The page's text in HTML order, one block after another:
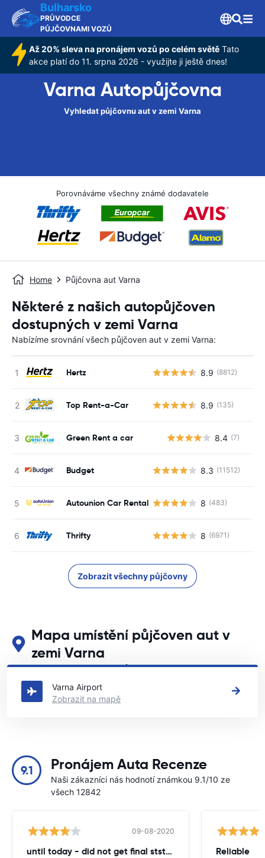
Bulharsko
PRŮVODCE
PŮJČOVNAMI VOZŮ
Až 20% sleva na pronájem vozů po celém světě Tato
akce platí do 11. srpna 2026 - využijte ji ještě dnes!
Varna Autopůjčovna
Vyhledat půjčovnu aut v zemi Varna
Porovnáváme všechny známé dodavatele
Home Půjčovna aut Varna
Některé z našich autopůjčoven
dostupných v zemi Varna
Nabízíme srovnání všech půjčoven aut v zemi Varna:
Hertz 8.9 (8812)
Top Rent-a-Car 8.9 (135)
Green Rent a car 8.4 (7)
Budget 8.3 (11512)
Autounion Car Rental 8 (483)
Thrifty 8 (6971)
Zobrazit všechny půjčovny
Mapa umístění půjčoven aut v
zemi Varna
Podívejte se na naše hlavní půjčovny aut v zemi Varna
Varna Airport
Zobrazit na mapě
9.1 Pronájem Auta Recenze
Naši zákazníci nás hodnotí známkou 9.1/10 ze
všech 12842
09-08-2020
until today - did not get final ststemant of the rent !! Reliable